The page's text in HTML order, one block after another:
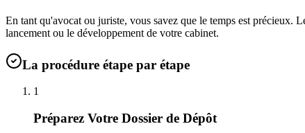
En tant qu'avocat ou juriste, vous savez que le temps est précieux.
lancement ou le développement de votre cabinet.
La procédure étape par étape
1
Préparez Votre Dossier de Dépôt